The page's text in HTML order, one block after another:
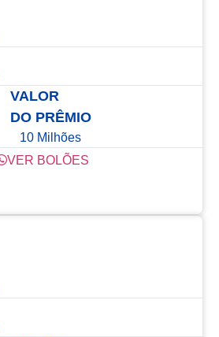
VALOR
DO PRÊMIO
10 Milhões
VER BOLÕES